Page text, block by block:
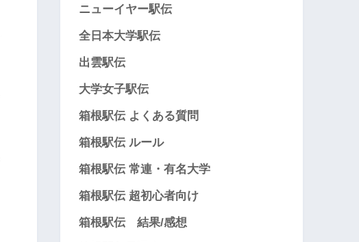
ニューイヤー駅伝
全日本大学駅伝
出雲駅伝
大学女子駅伝
箱根駅伝 よくある質問
箱根駅伝 ルール
箱根駅伝 常連・有名大学
箱根駅伝 超初心者向け
箱根駅伝 結果/感想